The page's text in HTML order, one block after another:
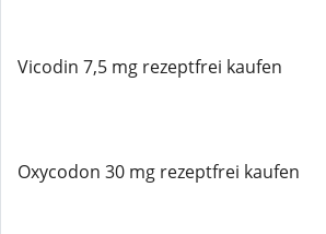
Vicodin 7,5 mg rezeptfrei kaufen
Oxycodon 30 mg rezeptfrei kaufen